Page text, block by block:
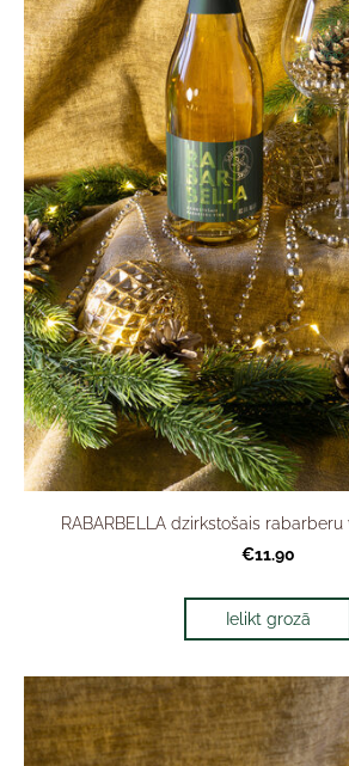
RABARBELLA dzirkstošais rabarberu
€11.90
Ielikt grozā